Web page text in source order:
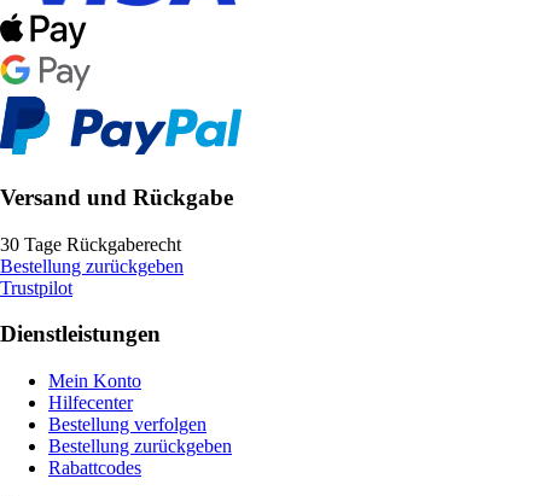
Versand und Rückgabe
30 Tage Rückgaberecht
Bestellung zurückgeben
Trustpilot
Dienstleistungen
Mein Konto
Hilfecenter
Bestellung verfolgen
Bestellung zurückgeben
Rabattcodes